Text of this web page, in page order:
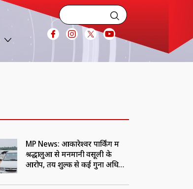
MP News: ओंकारेश्वर पार्किंग में
श्रद्धालुओं से मनमानी वसूली के
आरोप, तय शुल्क से कई गुना अधिक